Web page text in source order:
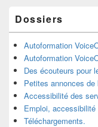
Dossiers
Autoformation
Autoformation
Des écouteurs pour
Petites annonces de
Accessibilité des
Emploi, accessibilité
Téléchargements.